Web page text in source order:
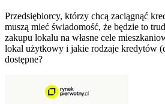
Przedsiębiorcy, którzy chcą zaciągnąć
muszą mieć świadomość, że będzie to
zakupu lokalu na własne cele
lokal użytkowy i jakie rodzaje kredytów
dostępne?